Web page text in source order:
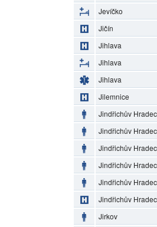
Jevíčko
Jičín
Jihlava
Jihlava
Jihlava
Jilemnice
Jindřichův Hradec
Jindřichův Hradec
Jindřichův Hradec
Jindřichův Hradec
Jindřichův Hradec
Jindřichův Hradec
Jirkov